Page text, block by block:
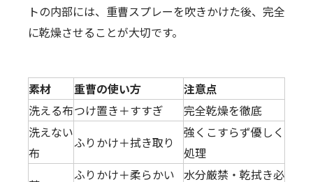
トの内部には、重曹スプレーを吹きかけた後、完全
に乾燥させることが大切です。
素材 重曹の使い方
注意点
洗える布つけ置き＋すすぎ
完全乾燥を徹底
洗えない
布
ふりかけ＋拭き取り
強くこすらず優しく
処理
ふりかけ＋柔らかい 水分厳禁・乾拭き必